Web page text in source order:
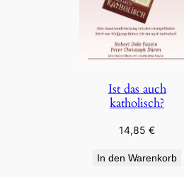
Ist das auch
katholisch?
14,85€
In den Warenkorb